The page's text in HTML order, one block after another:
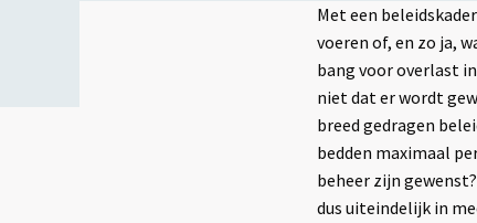
Met een
voeren of, en zo ja,
bang voor overlast
niet dat er wordt
breed gedragen
bedden maximaal
beheer zijn
dus uiteindelijk in